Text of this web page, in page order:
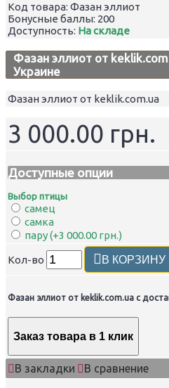
Код товара: Фазан эллиот
Бонусные баллы: 200
Доступность: На складе
Фазан эллиот от
Украине
Фазан эллиот от keklik.com.ua
3 000.00 грн.
Доступные опции
Выбор птицы
самец
самка
пару (+3 000.00 грн.)
Кол-во В КОРЗИНУ
Фазан эллиот от keklik.com.ua с
Заказ товара в 1 клик
В закладки В сравнение